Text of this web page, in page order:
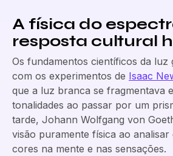
A física do
resposta cultural
Os fundamentos científicos da luz
com os experimentos de Isaac
que a luz branca se fragmentava
tonalidades ao passar por um
tarde, Johann Wolfgang von
visão puramente física ao analisar
cores na mente e nas sensações.